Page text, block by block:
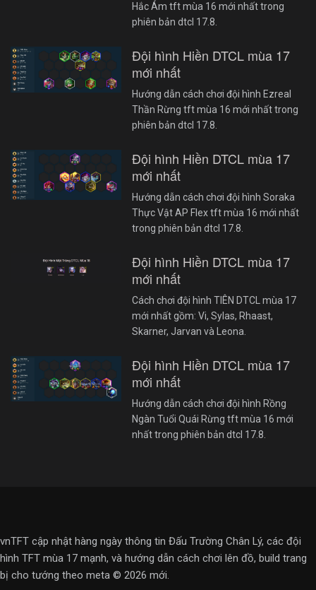
Hắc Ám tft mùa 16 mới nhất trong
phiên bản dtcl 17.8.
Đội hình Hiền DTCL mùa 17
mới nhất
Hướng dẫn cách chơi đội hình Ezreal
Thần Rừng tft mùa 16 mới nhất trong
phiên bản dtcl 17.8.
Đội hình Hiền DTCL mùa 17
mới nhất
Hướng dẫn cách chơi đội hình Soraka
Thực Vật AP Flex tft mùa 16 mới nhất
trong phiên bản dtcl 17.8.
Đội hình Hiền DTCL mùa 17
mới nhất
Cách chơi đội hình TIÊN DTCL mùa 17
mới nhất gồm: Vi, Sylas, Rhaast,
Skarner, Jarvan và Leona.
Đội hình Hiền DTCL mùa 17
mới nhất
Hướng dẫn cách chơi đội hình Rồng
Ngàn Tuổi Quái Rừng tft mùa 16 mới
nhất trong phiên bản dtcl 17.8.
vnTFT cập nhật hàng ngày thông tin Đấu Trường Chân Lý, các đội
hình TFT mùa 17 mạnh, và hướng dẫn cách chơi lên đồ, build trang
bị cho tướng theo meta © 2026 mới.